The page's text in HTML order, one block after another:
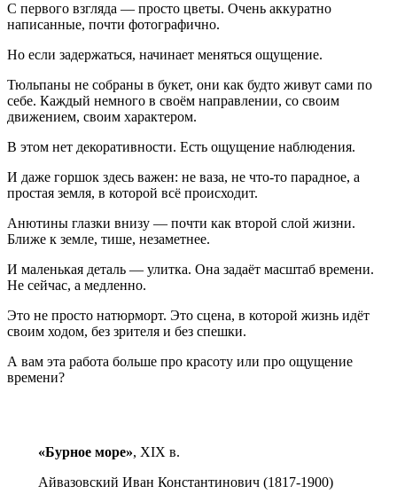
С первого взгляда — просто цветы. Очень аккуратно
написанные, почти фотографично.
Но если задержаться, начинает меняться ощущение.
Тюльпаны не собраны в букет, они как будто живут сами по
себе. Каждый немного в своём направлении, со своим
движением, своим характером.
В этом нет декоративности. Есть ощущение наблюдения.
И даже горшок здесь важен: не ваза, не что-то парадное, а
простая земля, в которой всё происходит.
Анютины глазки внизу — почти как второй слой жизни.
Ближе к земле, тише, незаметнее.
И маленькая деталь — улитка. Она задаёт масштаб времени.
Не сейчас, а медленно.
Это не просто натюрморт. Это сцена, в которой жизнь идёт
своим ходом, без зрителя и без спешки.
А вам эта работа больше про красоту или про ощущение
времени?
«Бурное море», XIX в.
Айвазовский Иван Константинович (1817-1900)